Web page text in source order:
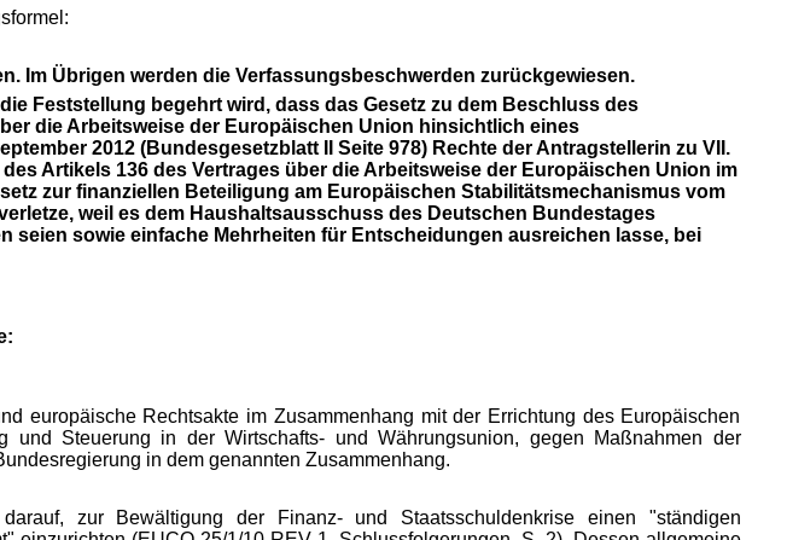
Im Übrigen werden die Verfassungsbeschwerden zurückgewiesen.
Feststellung begehrt wird, dass das Gesetz zu dem Beschluss des
die Arbeitsweise der Europäischen Union hinsichtlich eines
2012 (Bundesgesetzblatt II Seite 978) Rechte der Antragstellerin zu VII.
Artikels 136 des Vertrages über die Arbeitsweise der Europäischen Union im
zur finanziellen Beteiligung am Europäischen Stabilitätsmechanismus vom
weil es dem Haushaltsausschuss des Deutschen Bundestages
sowie einfache Mehrheiten für Entscheidungen ausreichen lasse, bei
europäische Rechtsakte im Zusammenhang mit der Errichtung des Europäischen
und Steuerung in der Wirtschafts- und Währungsunion, gegen Maßnahmen der
in dem genannten Zusammenhang.
zur Bewältigung der Finanz- und Staatsschuldenkrise einen "ständigen